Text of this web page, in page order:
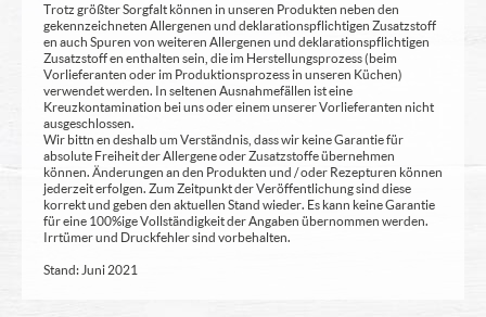
Trotz größter Sorgfalt können in unseren Produkten neben den
gekennzeichneten Allergenen und deklarationspflichtigen Zusatzstoff
en auch Spuren von weiteren Allergenen und deklarationspflichtigen
Zusatzstoff en enthalten sein, die im Herstellungsprozess (beim
Vorlieferanten oder im Produktionsprozess in unseren Küchen)
verwendet werden. In seltenen Ausnahmefällen ist eine
Kreuzkontamination bei uns oder einem unserer Vorlieferanten nicht
ausgeschlossen.
Wir bittn en deshalb um Verständnis, dass wir keine Garantie für
absolute Freiheit der Allergene oder Zusatzstoffe übernehmen
können. Änderungen an den Produkten und / oder Rezepturen können
jederzeit erfolgen. Zum Zeitpunkt der Veröffentlichung sind diese
korrekt und geben den aktuellen Stand wieder. Es kann keine Garantie
für eine 100%ige Vollständigkeit der Angaben übernommen werden.
Irrtümer und Druckfehler sind vorbehalten.
Stand: Juni 2021